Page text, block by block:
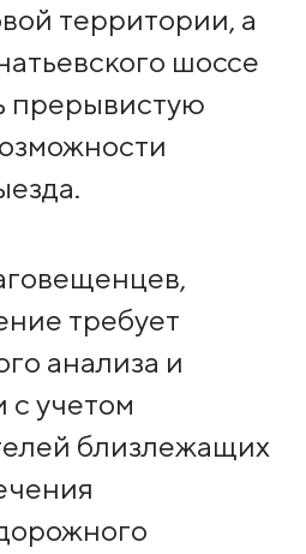
территории, а
шоссе
прерывистую
требует
анализа и
с учетом
близлежащих